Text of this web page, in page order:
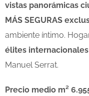
vistas panorámicas
MÁS SEGURAS
ambiente íntimo.
élites internacionales
Manuel Serrat.
Precio medio m²